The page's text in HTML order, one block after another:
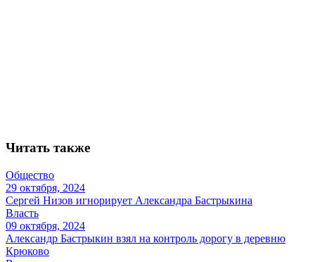
Читать также
Общество
29 октября, 2024
Сергей Низов игнорирует Александра Бастрыкина
Власть
09 октября, 2024
Александр Бастрыкин взял на контроль дорогу в деревню
Крюково